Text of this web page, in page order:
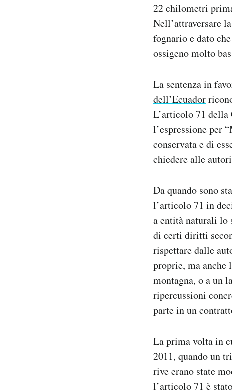
22 chilometri
Nell’attraversare
fognario e dato
ossigeno molto
La sentenza in
dell’Ecuador
L’articolo 71 della
l’espressione per
conservata e di
chiedere alle
Da quando sono
l’articolo 71 in
a entità naturali lo
di certi diritti
rispettare dalle
proprie, ma
montagna, o a un
ripercussioni
parte in un
La prima volta in
2011, quando un
rive erano state
l’articolo 71 è